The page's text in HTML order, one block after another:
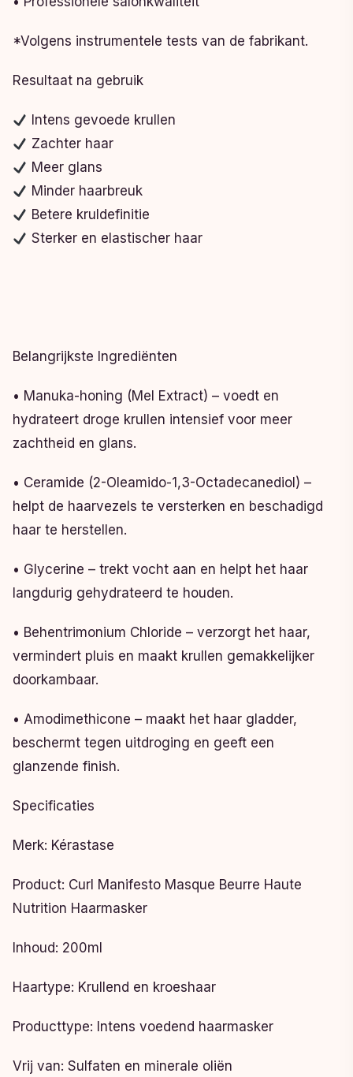
*Volgens instrumentele tests van de fabrikant.
Resultaat na gebruik
Intens gevoede krullen
Zachter haar
Meer glans
Minder haarbreuk
Betere kruldefinitie
Sterker en elastischer haar
Belangrijkste Ingrediënten
• Manuka-honing (Mel Extract) – voedt en
hydrateert droge krullen intensief voor meer
zachtheid en glans.
• Ceramide (2-Oleamido-1,3-Octadecanediol) –
helpt de haarvezels te versterken en beschadigd
haar te herstellen.
• Glycerine – trekt vocht aan en helpt het haar
langdurig gehydrateerd te houden.
• Behentrimonium Chloride – verzorgt het haar,
vermindert pluis en maakt krullen gemakkelijker
doorkambaar.
• Amodimethicone – maakt het haar gladder,
beschermt tegen uitdroging en geeft een
glanzende finish.
Specificaties
Merk: Kérastase
Product: Curl Manifesto Masque Beurre Haute
Nutrition Haarmasker
Inhoud: 200ml
Haartype: Krullend en kroeshaar
Producttype: Intens voedend haarmasker
Vrij van: Sulfaten en minerale oliën